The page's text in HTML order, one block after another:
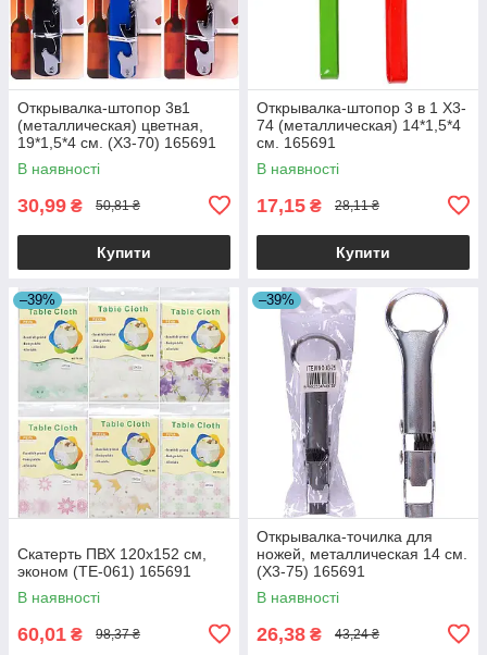
Открывалка-штопор 3в1
(металлическая) цветная,
19*1,5*4 см. (X3-70) 165691
В наявності
30,99 ₴ 50,81 ₴
Купити
Открывалка-штопор 3 в 1 X3-
74 (металлическая) 14*1,5*4
см. 165691
В наявності
17,15 ₴ 28,11 ₴
Купити
–39%
Скатерть ПВХ 120x152 см,
эконом (ТЕ-061) 165691
В наявності
60,01 ₴ 98,37 ₴
–39%
Открывалка-точилка для
ножей, металлическая 14 см.
(X3-75) 165691
В наявності
26,38 ₴ 43,24 ₴